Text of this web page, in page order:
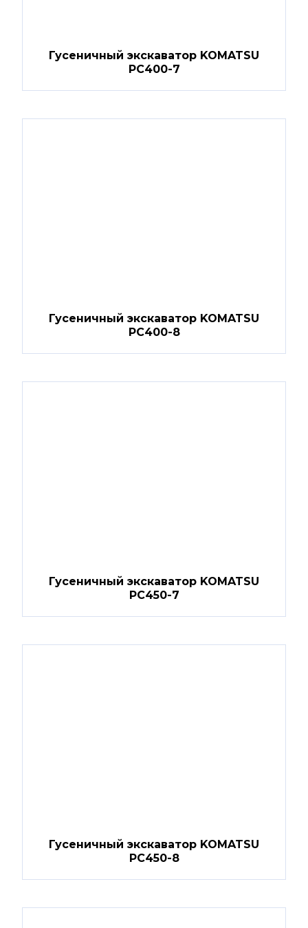
Гусеничный экскаватор KOMATSU
PC400-7
Гусеничный экскаватор KOMATSU
PC400-8
Гусеничный экскаватор KOMATSU
PC450-7
Гусеничный экскаватор KOMATSU
PC450-8